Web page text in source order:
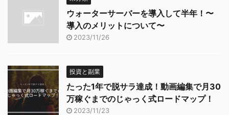
ウォーターサーバーを導入して半年！〜
導入のメリットについて〜
2023/11/26
投資と副業
たった1年で脱サラ達成！動画編集で月30
万稼ぐまでのじゃっく式ロードマップ！
2023/11/23